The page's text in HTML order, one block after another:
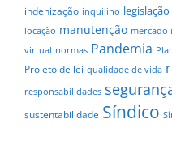
indenização inquilino legislação
locação manutenção mercado
virtual normas Pandemia
Projeto de lei qualidade de vida
responsabilidades
sustentabilidade Síndico